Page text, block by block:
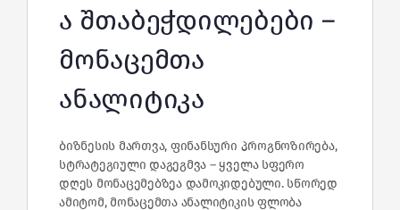
ა შთაბეჭდილებები –
მონაცემთა
ანალიტიკა
ბიზნესის მართვა, ფინანსური პროგნოზირება,
სტრატეგიული დაგეგმვა – ყველა სფერო
დღეს მონაცემებზეა დამოკიდებული. სწორედ
ამიტომ, მონაცემთა ანალიტიკის ფლობა